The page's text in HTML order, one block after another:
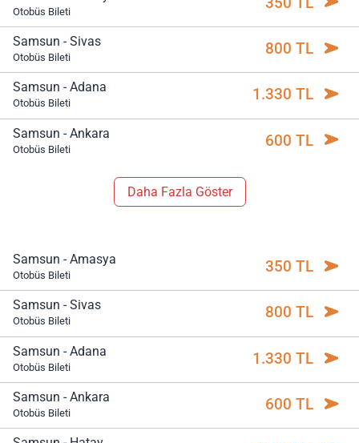
Otobüs Bileti
Samsun - Sivas
Otobüs Bileti 800 TL
Samsun - Adana
Otobüs Bileti 1.330 TL
Samsun - Ankara
Otobüs Bileti 600 TL
Daha Fazla Göster
Samsun - Amasya
Otobüs Bileti 350 TL
Samsun - Sivas
Otobüs Bileti 800 TL
Samsun - Adana
Otobüs Bileti 1.330 TL
Samsun - Ankara
Otobüs Bileti 600 TL